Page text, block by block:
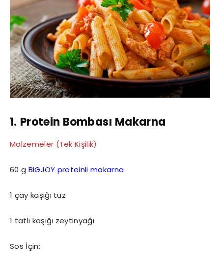
1. Protein Bombası Makarna
Malzemeler (Tek Kişilik)
60 g BIGJOY proteinli makarna
1 çay kaşığı tuz
1 tatlı kaşığı zeytinyağı
Sos İçin: